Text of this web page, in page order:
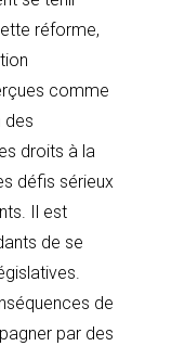
réforme,
comme
des
droits à la
défis sérieux
Il est
de se
de
par des